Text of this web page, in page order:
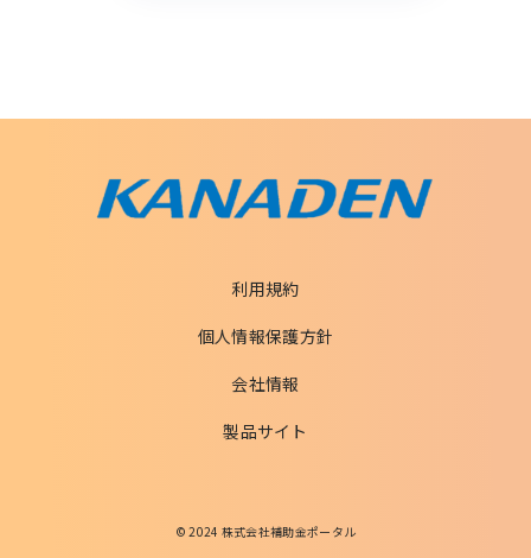
利用規約
個人情報保護方針
会社情報
製品サイト
© 2024 株式会社補助金ポータル